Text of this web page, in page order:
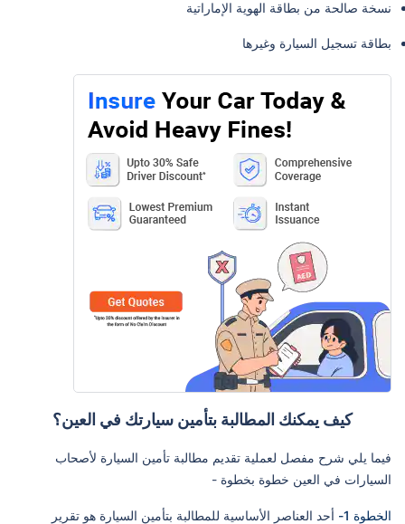
نسخة صالحة من بطاقة الهوية الإماراتية
بطاقة تسجيل السيارة وغيرها
كيف يمكنك المطالبة بتأمين سيارتك في العين؟
فيما يلي شرح مفصل لعملية تقديم مطالبة تأمين السيارة لأصحاب
السيارات في العين خطوة بخطوة -
الخطوة 1-
أحد العناصر الأساسية للمطالبة بتأمين السيارة هو تقرير